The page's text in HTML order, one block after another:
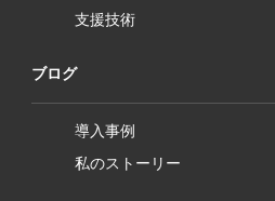
支援技術
ブログ
導入事例
私のストーリー